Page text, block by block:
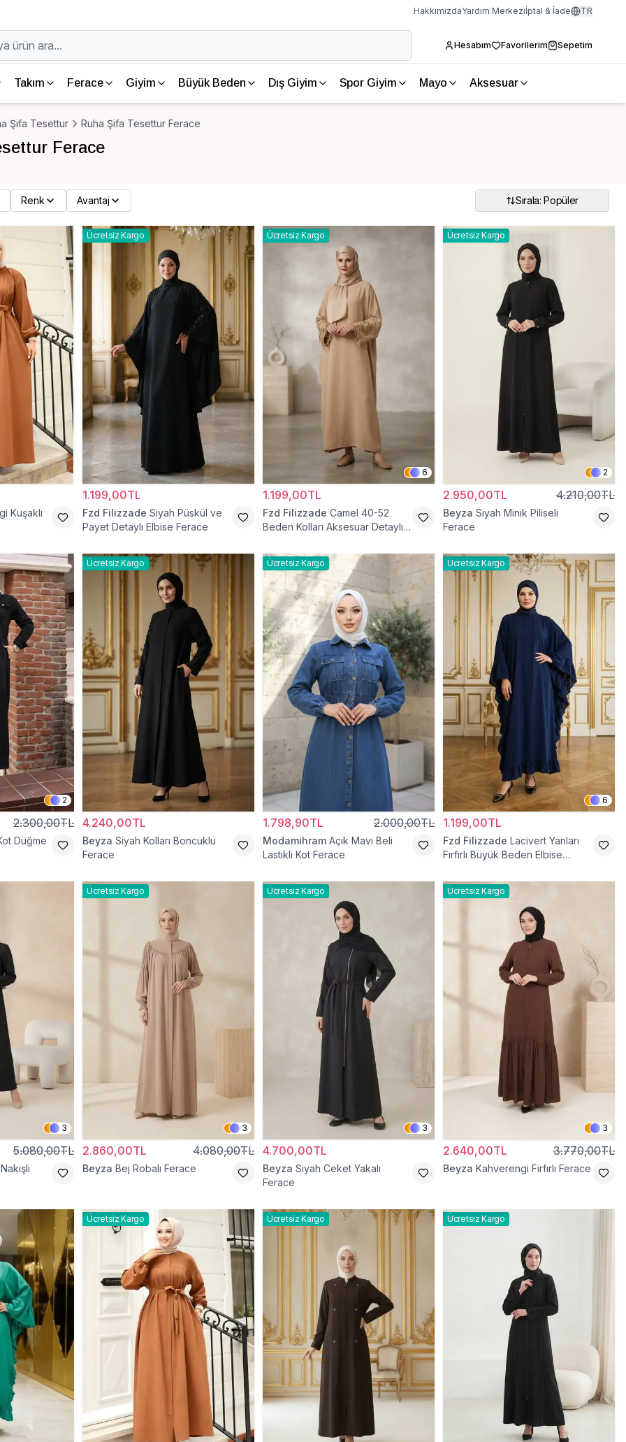
HakkımızdaYardım Merkeziİptal & İade TR
Hesabım Favorilerim Sepetim
Takım Ferace Giyim Büyük Beden Dış Giyim Spor Giyim Mayo Aksesuar
Şifa Tesettur Ruha Şifa Tesettur Ferace
Ferace
Renk Avantaj Sırala: Popüler
Kuşaklı
Ücretsiz Kargo
1.199,00TL
Fzd Filizzade Siyah Püskül ve
Payet Detaylı Elbise Ferace
Ücretsiz Kargo
6
1.199,00TL
Fzd Filizzade Camel 40-52
Beden Kolları Aksesuar Detaylı
Ücretsiz Kargo
2
2.950,00TL 4.210,00TL
Beyza Siyah Minik Piliseli
Ferace
2
2.300,00TL
Düğme
Ücretsiz Kargo
4.240,00TL
Beyza Siyah Kolları Boncuklu
Ferace
Ücretsiz Kargo
1.798,90TL 2.000,00TL
Modamihram Açık Mavi Beli
Lastikli Kot Ferace
Ücretsiz Kargo
6
1.199,00TL
Fzd Filizzade Lacivert Yanları
Fırfırlı Büyük Beden Elbise
3
5.080,00TL
Ücretsiz Kargo
3
2.860,00TL 4.080,00TL
Beyza Bej Robalı Ferace
Ücretsiz Kargo
3
4.700,00TL
Beyza Siyah Ceket Yakalı
Ferace
Ücretsiz Kargo
3
2.640,00TL 3.770,00TL
Beyza Kahverengi Fırfırlı Ferace
Ücretsiz Kargo Ücretsiz Kargo Ücretsiz Kargo